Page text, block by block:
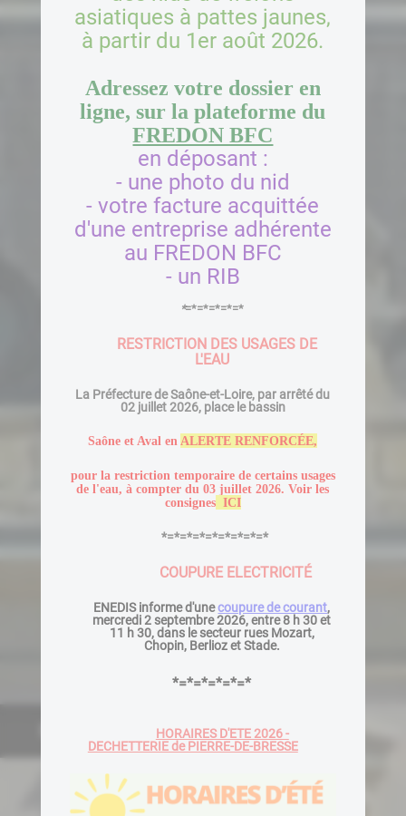
PIERRE-DE-BRESSE
asiatiques à pattes jaunes,
à partir du 1er août 2026.
Adressez votre dossier en
ligne, sur la plateforme du
FREDON BFC
en déposant :
- une photo du nid
- votre facture acquittée
d'une entreprise adhérente
au FREDON BFC
- un RIB
*=*=*=*=*=*
RESTRICTION DES USAGES DE
L'EAU
La Préfecture de Saône-et-Loire, par arrêté du
02 juillet 2026, place le bassin
Saône et Aval enALERTE RENFORCÉE,
pour la restriction temporaire de certains usages
de l'eau, à compter du 03 juillet 2026. Voir les
consignes ICI
*=*=*=*=*=*=*=*=*
COUPURE ELECTRICITÉ
ENEDIS informe d'unecoupure de courant,
mercredi 2 septembre 2026, entre 8 h 30 et
11 h 30, dans le secteur rues Mozart,
Chopin, Berlioz et Stade.
*=*=*=*=*=*
HORAIRES D'ETE 2026 -
DECHETTERIE de PIERRE-DE-BRESSE